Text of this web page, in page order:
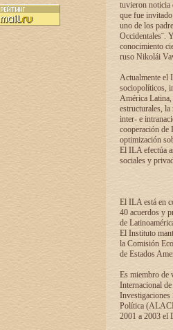
tuvieron noticia
que fue
uno de los
Occidentales¨.
conocimiento
ruso Nikolái
Actualmente el
sociopolíticos,
América Latina,
estructurales,
inter- e
cooperación de
optimización
El ILA efectúa
sociales y
El ILA está en
40 acuerdos y
de
El Instituto
la Comisión
de Estados
Es miembro de
Internacional
Investigaciones
Política
2001 a 2003 el